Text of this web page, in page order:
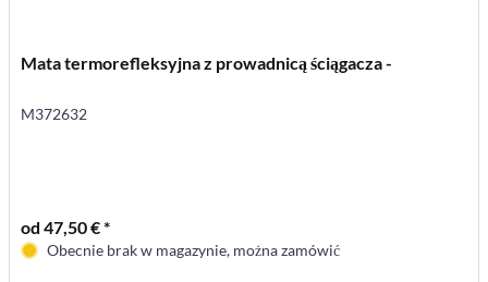
Mata termorefleksyjna z prowadnicą ściągacza -
M372632
od 47,50 € *
Obecnie brak w magazynie, można zamówić